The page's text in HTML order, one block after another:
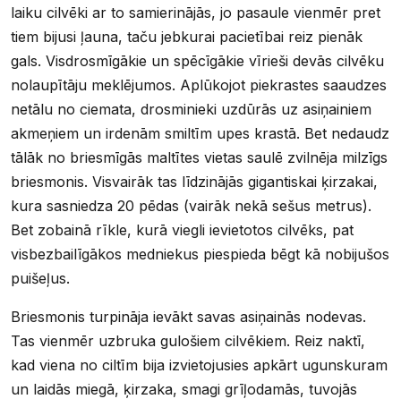
laiku cilvēki ar to samierinājās, jo pasaule vienmēr pret
tiem bijusi ļauna, taču jebkurai pacietībai reiz pienāk
gals. Visdrosmīgākie un spēcīgākie vīrieši devās cilvēku
nolaupītāju meklējumos. Aplūkojot piekrastes saaudzes
netālu no ciemata, drosminieki uzdūrās uz asiņainiem
akmeņiem un irdenām smiltīm upes krastā. Bet nedaudz
tālāk no briesmīgās maltītes vietas saulē zvilnēja milzīgs
briesmonis. Visvairāk tas līdzinājās gigantiskai ķirzakai,
kura sasniedza 20 pēdas (vairāk nekā sešus metrus).
Bet zobainā rīkle, kurā viegli ievietotos cilvēks, pat
visbezbailīgākos medniekus piespieda bēgt kā nobijušos
puišeļus.
Briesmonis turpināja ievākt savas asiņainās nodevas.
Tas vienmēr uzbruka gulošiem cilvēkiem. Reiz naktī,
kad viena no ciltīm bija izvietojusies apkārt ugunskuram
un laidās miegā, ķirzaka, smagi grīļodamās, tuvojās